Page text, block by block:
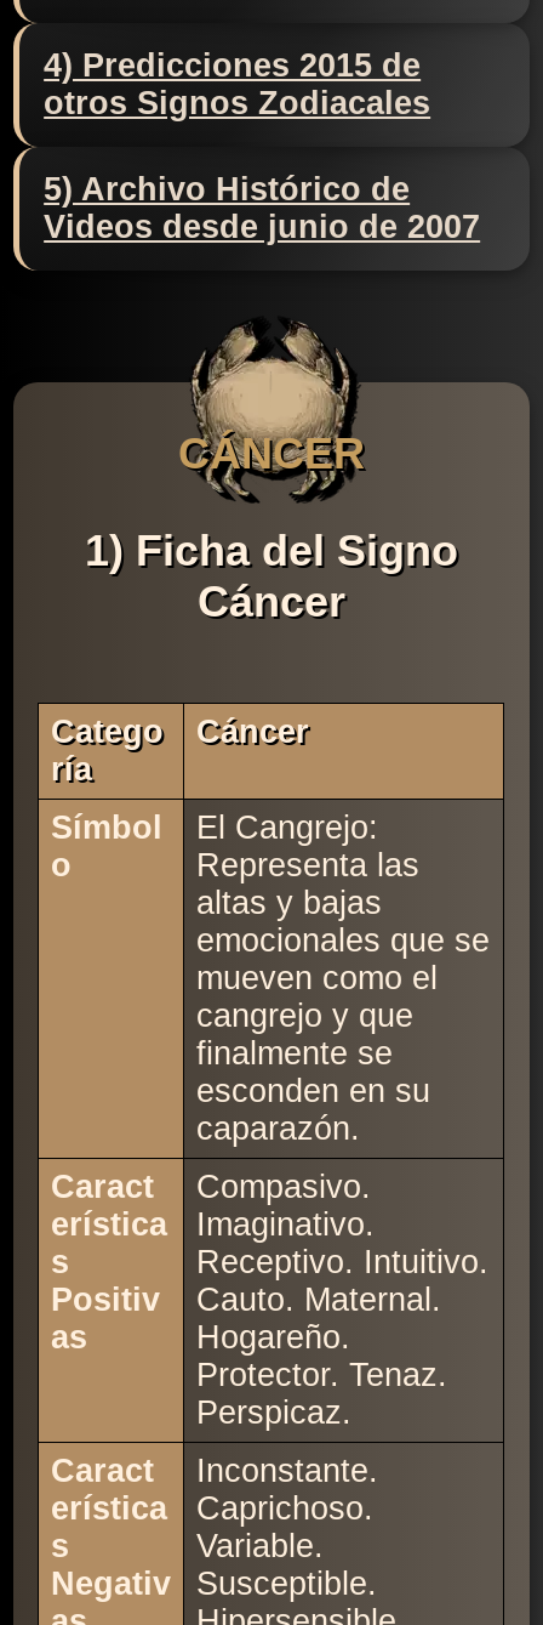
4) Predicciones 2015 de
otros Signos Zodiacales
5) Archivo Histórico de
Videos desde junio de 2007
CÁNCER
1) Ficha del Signo
Cáncer
Catego
Ría
Cáncer
Símbol
o
El Cangrejo:
Representa las
altas y bajas
emocionales que se
mueven como el
cangrejo y que
finalmente se
esconden en su
caparazón.
Caract
erística
s
Positiv
as
Compasivo.
Imaginativo.
Receptivo. Intuitivo.
Cauto. Maternal.
Hogareño.
Protector. Tenaz.
Perspicaz.
Caract
erística
s
Negativ
Inconstante.
Caprichoso.
Variable.
Susceptible.